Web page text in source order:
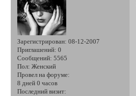
Зарегистрирован: 08-12-2007
Приглашений: 0
Сообщений: 5565
Пол: Женский
Провел на форуме:
8 дней 0 часов
Последний визит: